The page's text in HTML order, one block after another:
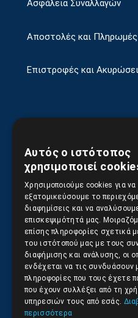
Ασφάλεια Συναλλαγών
Αποστολές και Πληρωμές
Επιστροφές και
Γεωργίου Κρέμου 13-
Αθήνα, Ελλάδα
210.9566.401(11.30-
210.9566.402
Email: info@pds.com.gr
Εξυπηρέτηση Κοινού
11:30 - 17.00
Αυτός ο ιστότοπος
χρησιμοποιεί
Χρησιμοποιούμε cookies για να
εξατομικεύσουμε το
διαφημίσεις και να
επισκεψιμότητά μας.
επίσης πληροφορίες σχετικά
του ιστότοπού μας με τους
διαφήμισης και ανάλυσης, οι
ενδέχεται να τις συνδυάσουν
πληροφορίες που τους έχετε
που έχουν συλλέξει από τη
υπηρεσιών τους από εσάς.
περισσότερα